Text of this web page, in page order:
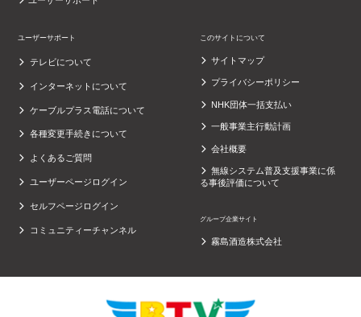
ユーザーサポート
テレビについて
インターネットについて
ケーブルプラス電話について
各種変更手続きについて
よくあるご質問
ユーザーページログイン
セルフページログイン
コミュニティーチャンネル
このサイトについて
サイトマップ
プライバシーポリシー
NHK団体一括支払い
一般事業主行動計画
会社概要
無線システム普及支援事業に係
る事後評価について
グループ企業サイト
霧島酒造株式会社